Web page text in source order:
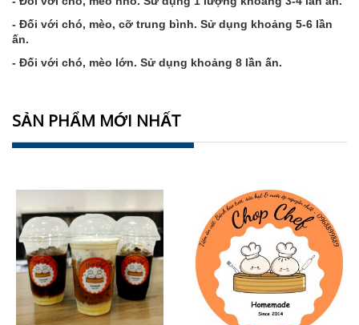
- Đối với chó, mèo, cỡ trung bình. Sử dụng khoảng 5-6 lần
ấn.
- Đối với chó, mèo lớn. Sử dụng khoảng 8 lần ấn.
SẢN PHẨM MỚI NHẤT